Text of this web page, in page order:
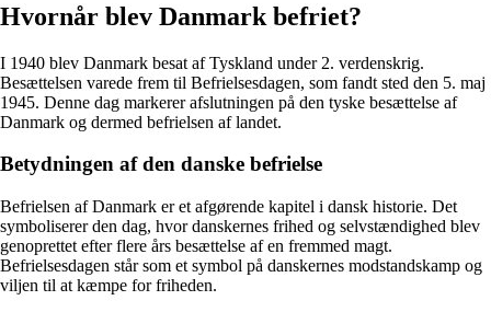
Hvornår blev Danmark befriet?
I 1940 blev Danmark besat af Tyskland under 2. verdenskrig.
Besættelsen varede frem til Befrielsesdagen, som fandt sted den 5. maj
1945. Denne dag markerer afslutningen på den tyske besættelse af
Danmark og dermed befrielsen af landet.
Betydningen af den danske befrielse
Befrielsen af Danmark er et afgørende kapitel i dansk historie. Det
symboliserer den dag, hvor danskernes frihed og selvstændighed blev
genoprettet efter flere års besættelse af en fremmed magt.
Befrielsesdagen står som et symbol på danskernes modstandskamp og
viljen til at kæmpe for friheden.